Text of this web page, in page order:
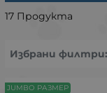
17 Продукта
Избрани филтри:
JUMBO РАЗМЕР